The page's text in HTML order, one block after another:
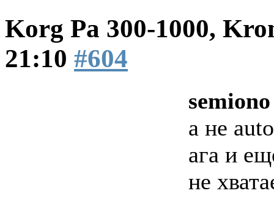
Korg Pa 300-1000,
21:10 #604
а не
ага и
не